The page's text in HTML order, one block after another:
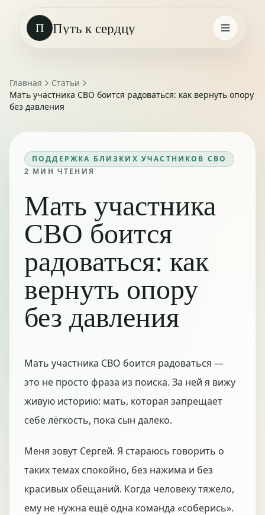
П Путь к сердцу
Главная
Статьи
Мать участника СВО боится радоваться: как вернуть опору
без давления
ПОДДЕРЖКА БЛИЗКИХ УЧАСТНИКОВ СВО
2 МИН ЧТЕНИЯ
Мать участника
СВО боится
радоваться: как
вернуть опору
без давления
Мать участника СВО боится радоваться —
это не просто фраза из поиска. За ней я вижу
живую историю: мать, которая запрещает
себе лёгкость, пока сын далеко.
Меня зовут Сергей. Я стараюсь говорить о
таких темах спокойно, без нажима и без
красивых обещаний. Когда человеку тяжело,
ему не нужна ещё одна команда «соберись».